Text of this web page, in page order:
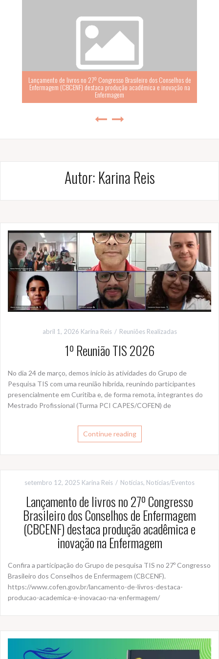
Lançamento de livros no 27º Congresso Brasileiro dos Conselhos de
Enfermagem (CBCENF) destaca produção acadêmica e inovação na
Enfermagem
Autor: Karina Reis
abril 1, 2026 Karina Reis Reuniões Realizadas
1º Reunião TIS 2026
No dia 24 de março, demos início às atividades do Grupo de
Pesquisa TIS com uma reunião híbrida, reunindo participantes
presencialmente em Curitiba e, de forma remota, integrantes do
Mestrado Profissional (Turma PCI CAPES/COFEN) de
Continue reading
setembro 12, 2025 Karina Reis Notícias, Notícias/Eventos
Lançamento de livros no 27º Congresso
Brasileiro dos Conselhos de Enfermagem
(CBCENF) destaca produção acadêmica e
inovação na Enfermagem
Confira a participação do Grupo de pesquisa TIS no 27º Congresso
Brasileiro dos Conselhos de Enfermagem (CBCENF).
https://www.cofen.gov.br/lancamento-de-livros-destaca-
producao-academica-e-inovacao-na-enfermagem/